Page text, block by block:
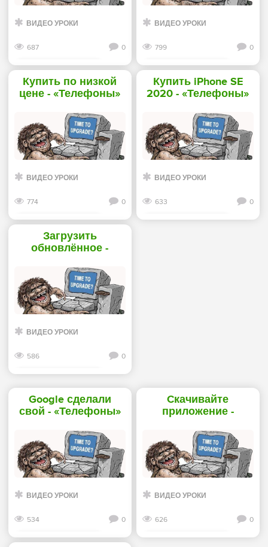
ВИДЕО УРОКИ
687 0
Смотреть дальше
ВИДЕО УРОКИ
799 0
Смотреть дальше
Купить по низкой
цене - «Телефоны»
ВИДЕО УРОКИ
774 0
Смотреть дальше
Купить iPhone SE
2020 - «Телефоны»
ВИДЕО УРОКИ
633 0
Загрузить
обновлённое -
ВИДЕО УРОКИ
586 0
Google сделали
свой - «Телефоны»
ВИДЕО УРОКИ
534 0
Смотреть дальше
Cкачивайте
приложение -
ВИДЕО УРОКИ
626 0